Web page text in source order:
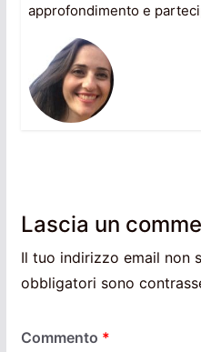
approfondimento e
Lascia un
Il tuo indirizzo email non
obbligatori sono
Commento *